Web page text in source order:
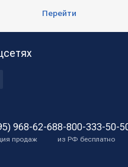
Перейти
968-62-68
продаж
8-800-333-50-
из РФ бесплатно